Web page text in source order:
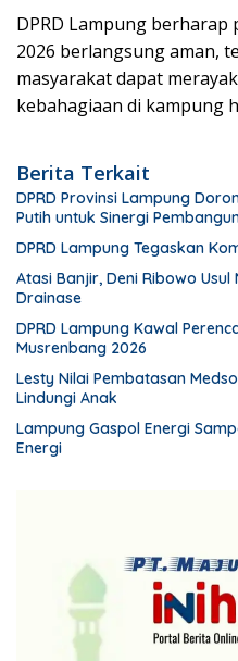
DPRD Lampung berharap
2026 berlangsung aman,
masyarakat dapat
kebahagiaan di kampung
Berita Terkait
DPRD Provinsi Lampung
Putih untuk Sinergi
DPRD Lampung Tegaskan
Atasi Banjir, Deni Ribowo
Drainase
DPRD Lampung Kawal
Musrenbang 2026
Lesty Nilai Pembatasan
Lindungi Anak
Lampung Gaspol Energi
Energi